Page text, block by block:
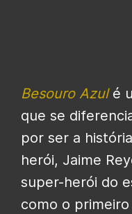
Besouro Azulé
que se
por ser a
herói, Jaime
super-herói do
como o